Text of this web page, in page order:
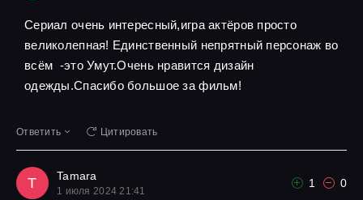
Сериал очень интересный,игра актёров просто
великолепная! Единственный непрятный персонаж во
всём -это Умут.Очень нравится дизайн
одежды.Спасибо большое за фильм!
Ответить Цитировать
T Tamara
1 июля 2024 21:41
1 0